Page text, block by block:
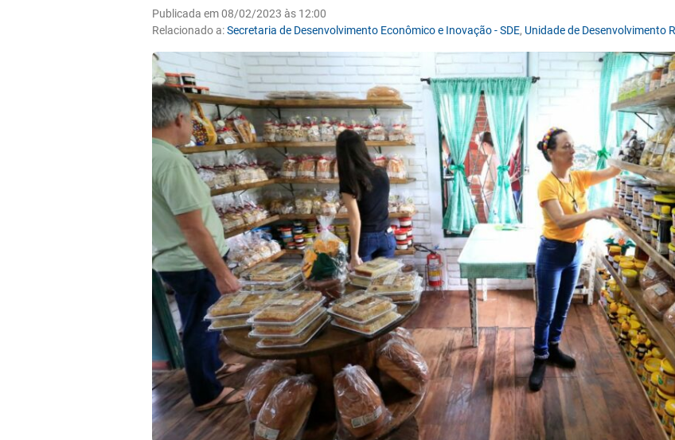
Publicada em 08/02/2023 às 12:00
Relacionado a:Secretaria de Desenvolvimento Econômico e Inovação - SDE, Unidade de Desenvolvimento